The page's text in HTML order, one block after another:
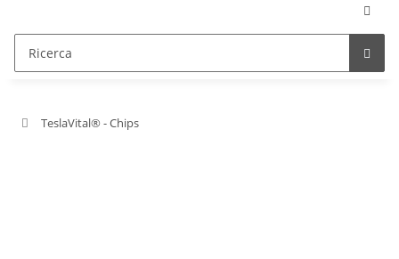
TeslaVital® - Chips